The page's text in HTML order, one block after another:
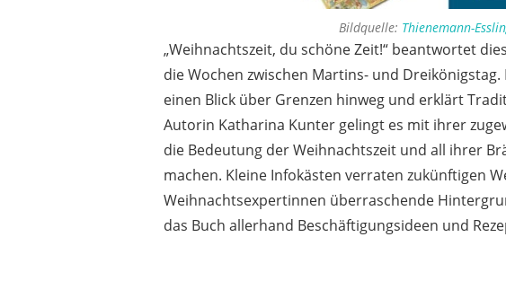
Bildquelle: Thienemann-
„Weihnachtszeit, du schöne Zeit!“ beantwortet
die Wochen zwischen Martins- und
einen Blick über Grenzen hinweg und erklärt
Autorin Katharina Kunter gelingt es mit ihrer
die Bedeutung der Weihnachtszeit und all ihrer
machen. Kleine Infokästen verraten zukünftigen
Weihnachtsexpertinnen überraschende
das Buch allerhand Beschäftigungsideen und